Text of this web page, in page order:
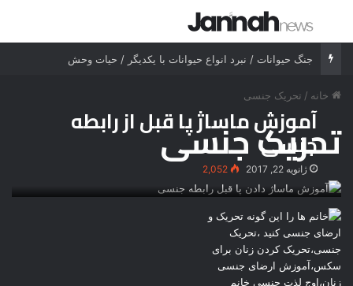
جستجو برای
جنگ حیوانات / نبرد انواع حیوانات با یکدیگر / حیات وحش
خانه / تحریک جنسی
تحریک جنسی
آموزش ماساژ پا قبل از رابطه
جنسی
ژانویه 22, 2017 2,052